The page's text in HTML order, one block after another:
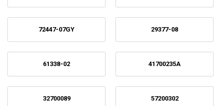
72447-07GY 29377-08
61338-02 41700235A
32700089 57200302